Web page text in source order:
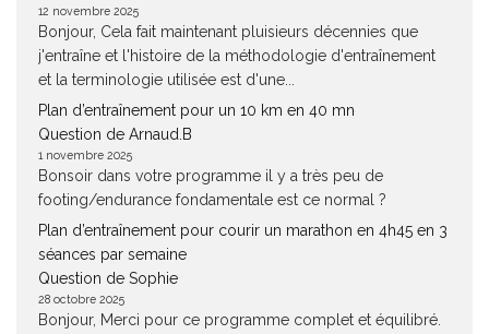
12 novembre 2025
Bonjour, Cela fait maintenant pluisieurs décennies que
j'entraîne et l'histoire de la méthodologie d'entraînement
et la terminologie utilisée est d'une...
Plan d’entraînement pour un 10 km en 40 mn
Question de Arnaud.B
1 novembre 2025
Bonsoir dans votre programme il y a très peu de
footing/endurance fondamentale est ce normal ?
Plan d’entraînement pour courir un marathon en 4h45 en 3
séances par semaine
Question de Sophie
28 octobre 2025
Bonjour, Merci pour ce programme complet et équilibré.